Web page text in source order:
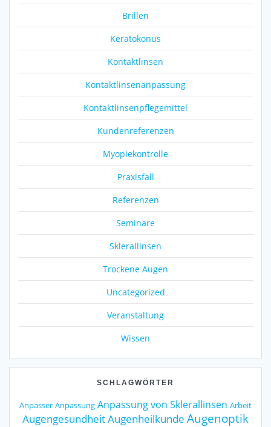
Brillen
Keratokonus
Kontaktlinsen
Kontaktlinsenanpassung
Kontaktlinsenpflegemittel
Kundenreferenzen
Myopiekontrolle
Praxisfall
Referenzen
Seminare
Sklerallinsen
Trockene Augen
Uncategorized
Veranstaltung
Wissen
SCHLAGWÖRTER
Anpasser Anpassung Anpassung von Sklerallinsen Arbeit
AugengesundheitAugenheilkunde Augenoptik